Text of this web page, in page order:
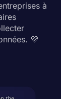
à
💜